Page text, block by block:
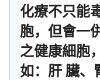
化療不只能
胞，但會一
之健康細胞
如：肝 臟、